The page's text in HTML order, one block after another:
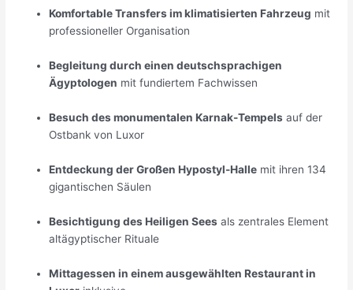
Komfortable Transfers im klimatisierten Fahrzeug mit
professioneller Organisation
Begleitung durch einen deutschsprachigen
Ägyptologen mit fundiertem Fachwissen
Besuch des monumentalen Karnak-Tempels auf der
Ostbank von Luxor
Entdeckung der Großen Hypostyl-Halle mit ihren 134
gigantischen Säulen
Besichtigung des Heiligen Sees als zentrales Element
altägyptischer Rituale
Mittagessen in einem ausgewählten Restaurant in